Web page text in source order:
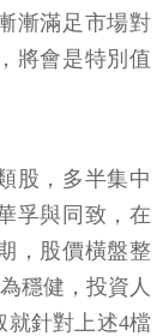
漸滿足市場對
將會是特別值
股，多半集中
孚與同致，在
，股價橫盤整
穩健，投資人
就針對上述4檔